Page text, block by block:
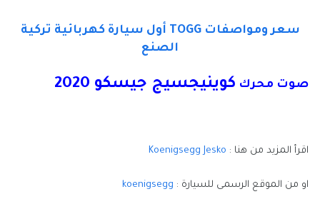
سعر ومواصفات TOGG أول سيارة كهربائية تركية
الصنع
صوت محرك كوينيجسيج جيسكو 2020
اقرأ المزيد من هنا : Koenigsegg Jesko
او من الموقع الرسمى للسيارة : koenigsegg